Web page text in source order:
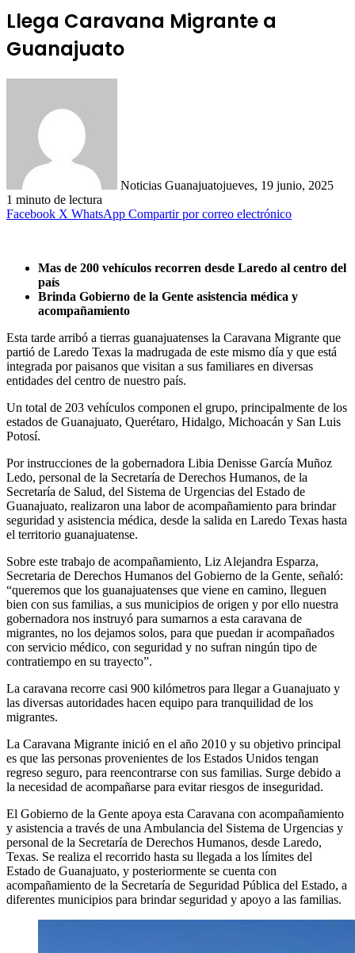
Llega Caravana Migrante a
Guanajuato
Noticias Guanajuatojueves, 19 junio, 2025
1 minuto de lectura
Facebook X WhatsApp Compartir por correo electrónico
Mas de 200 vehículos recorren desde Laredo al centro del
país
Brinda Gobierno de la Gente asistencia médica y
acompañamiento
Esta tarde arribó a tierras guanajuatenses la Caravana Migrante que
partió de Laredo Texas la madrugada de este mismo día y que está
integrada por paisanos que visitan a sus familiares en diversas
entidades del centro de nuestro país.
Un total de 203 vehículos componen el grupo, principalmente de los
estados de Guanajuato, Querétaro, Hidalgo, Michoacán y San Luis
Potosí.
Por instrucciones de la gobernadora Libia Denisse García Muñoz
Ledo, personal de la Secretaría de Derechos Humanos, de la
Secretaría de Salud, del Sistema de Urgencias del Estado de
Guanajuato, realizaron una labor de acompañamiento para brindar
seguridad y asistencia médica, desde la salida en Laredo Texas hasta
el territorio guanajuatense.
Sobre este trabajo de acompañamiento, Liz Alejandra Esparza,
Secretaria de Derechos Humanos del Gobierno de la Gente, señaló:
“queremos que los guanajuatenses que viene en camino, lleguen
bien con sus familias, a sus municipios de origen y por ello nuestra
gobernadora nos instruyó para sumarnos a esta caravana de
migrantes, no los dejamos solos, para que puedan ir acompañados
con servicio médico, con seguridad y no sufran ningún tipo de
contratiempo en su trayecto”.
La caravana recorre casi 900 kilómetros para llegar a Guanajuato y
las diversas autoridades hacen equipo para tranquilidad de los
migrantes.
La Caravana Migrante inició en el año 2010 y su objetivo principal
es que las personas provenientes de los Estados Unidos tengan
regreso seguro, para reencontrarse con sus familias. Surge debido a
la necesidad de acompañarse para evitar riesgos de inseguridad.
El Gobierno de la Gente apoya esta Caravana con acompañamiento
y asistencia a través de una Ambulancia del Sistema de Urgencias y
personal de la Secretaría de Derechos Humanos, desde Laredo,
Texas. Se realiza el recorrido hasta su llegada a los límites del
Estado de Guanajuato, y posteriormente se cuenta con
acompañamiento de la Secretaría de Seguridad Pública del Estado, a
diferentes municipios para brindar seguridad y apoyo a las familias.